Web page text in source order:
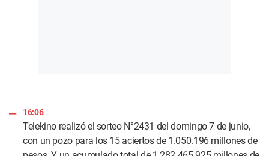
16:06
Telekino realizó el sorteo N°2431 del domingo 7 de junio,
con un pozo para los 15 aciertos de 1.050.196 millones de